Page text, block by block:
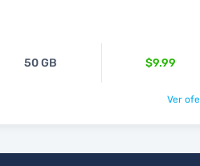
50 GB $9.99
Ver